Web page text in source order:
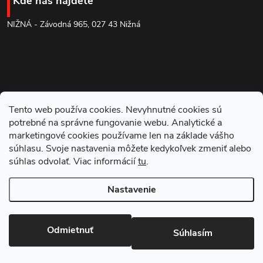
Tento web používa cookies. Nevyhnutné cookies sú
potrebné na správne fungovanie webu. Analytické a
marketingové cookies používame len na základe vášho
súhlasu. Svoje nastavenia môžete kedykoľvek zmeniť alebo
súhlas odvolať. Viac informáciítu.
Nastavenie
Odmietnuť Súhlasím
ä
e
NIŽNÁ - Závodná 965, 027 43 Nižná
Blog
NARADOVNA.SK. Všetky práva vyhradené.